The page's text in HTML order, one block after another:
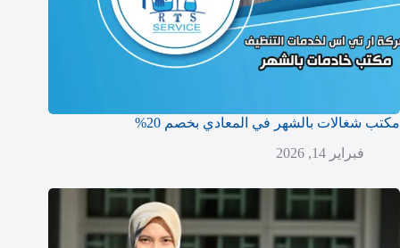
مكتب شغالات بالشهر في المعادي بخصم 20%
فبراير 14, 2026